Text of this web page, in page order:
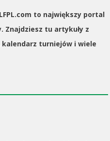
to największy portal
Znajdziesz tu artykuły z
kalendarz turniejów i wiele